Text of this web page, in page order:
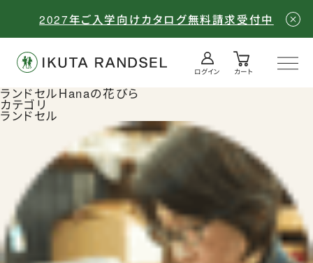
2027年ご入学向けカタログ無料請求受付中
ログイン カート
カート
ランドセルHanaの花びら
カテゴリ
ランドセル